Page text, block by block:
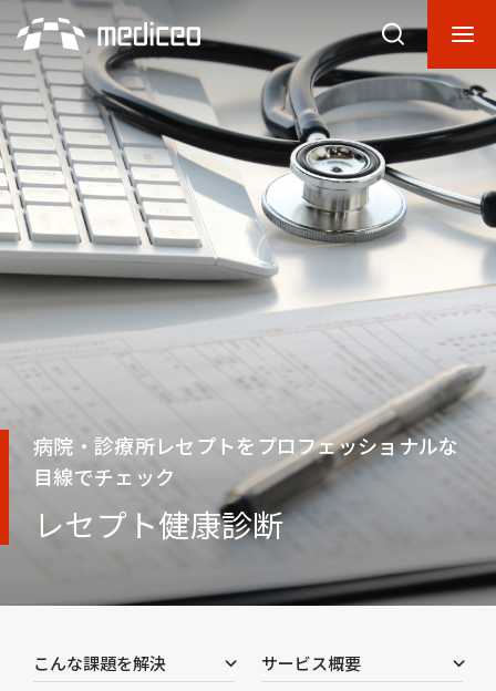
病院・診療所レセプトをプロフェッショナルな
目線でチェック
レセプト健康診断
こんな課題を解決 サービス概要